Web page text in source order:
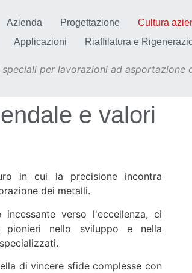
Azienda Progettazione Cultura
Applicazioni Riaffilatura e
per lavorazioni ad asportazione
e valori
in cui la precisione incontra
dei metalli.
incessante verso l'eccellenza, ci
pionieri nello sviluppo e nella
di vincere sfide complesse con